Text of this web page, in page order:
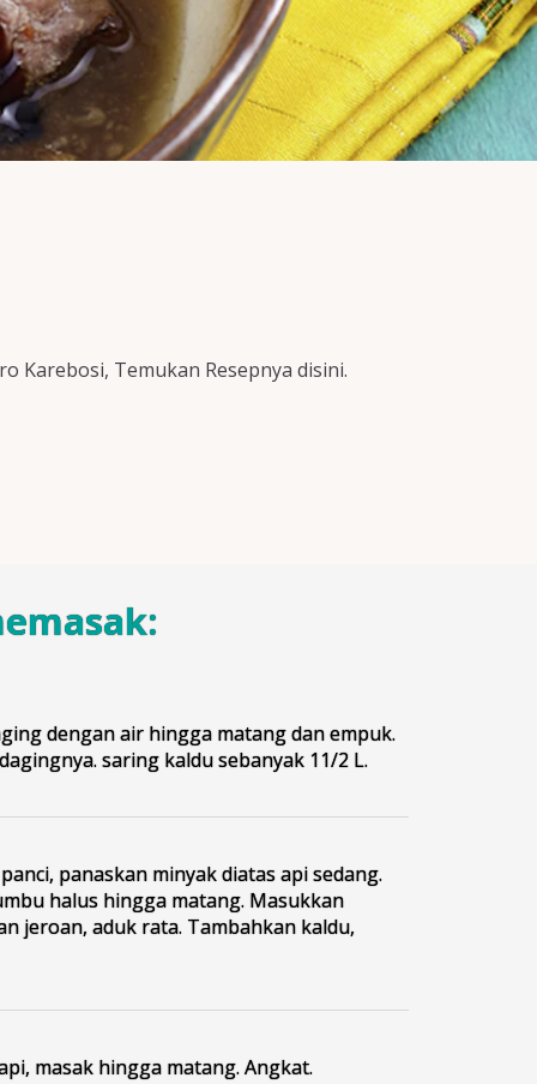
Karebosi, Temukan Resepnya disini.
dengan air hingga matang dan empuk.
saring kaldu sebanyak 11/2 L.
panaskan minyak diatas api sedang.
halus hingga matang. Masukkan
jeroan, aduk rata. Tambahkan kaldu,
masak hingga matang. Angkat.